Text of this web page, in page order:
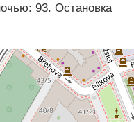
93. Остановка